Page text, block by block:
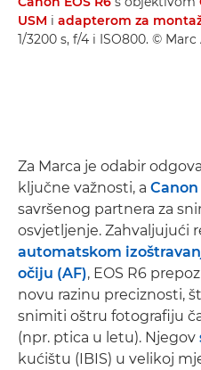
USM i adapterom za
1/3200 s, f/4 i ISO800. © Marc
Za Marca je odabir
ključne važnosti, a Canon
savršenog partnera za
osvjetljenje. Zahvaljujući
automatskom
očiju (AF), EOS R6
novu razinu preciznosti,
snimiti oštru fotografiju
(npr. ptica u letu). Njegov
kućištu (IBIS) u velikoj